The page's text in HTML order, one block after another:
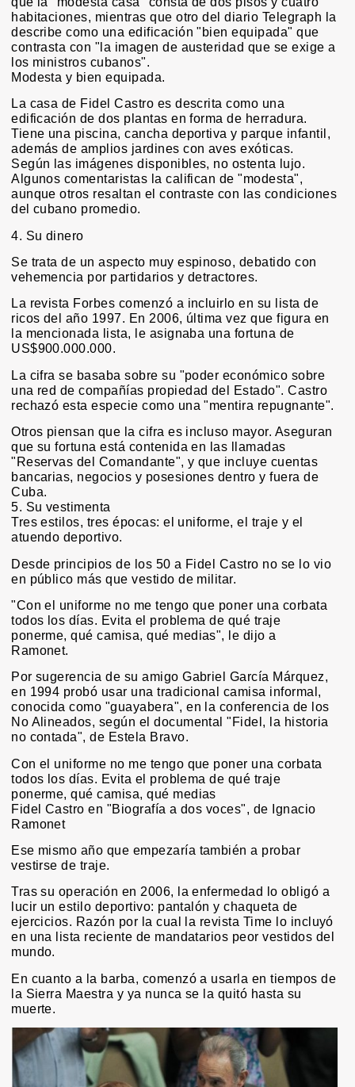
habitaciones, mientras que otro del diario Telegraph la
describe como una edificación "bien equipada" que
contrasta con "la imagen de austeridad que se exige a
los ministros cubanos".
Modesta y bien equipada.
La casa de Fidel Castro es descrita como una
edificación de dos plantas en forma de herradura.
Tiene una piscina, cancha deportiva y parque infantil,
además de amplios jardines con aves exóticas.
Según las imágenes disponibles, no ostenta lujo.
Algunos comentaristas la califican de "modesta",
aunque otros resaltan el contraste con las condiciones
del cubano promedio.
4. Su dinero
Se trata de un aspecto muy espinoso, debatido con
vehemencia por partidarios y detractores.
La revista Forbes comenzó a incluirlo en su lista de
ricos del año 1997. En 2006, última vez que figura en
la mencionada lista, le asignaba una fortuna de
US$900.000.000.
La cifra se basaba sobre su "poder económico sobre
una red de compañías propiedad del Estado". Castro
rechazó esta especie como una "mentira repugnante".
Otros piensan que la cifra es incluso mayor. Aseguran
que su fortuna está contenida en las llamadas
"Reservas del Comandante", y que incluye cuentas
bancarias, negocios y posesiones dentro y fuera de
Cuba.
5. Su vestimenta
Tres estilos, tres épocas: el uniforme, el traje y el
atuendo deportivo.
Desde principios de los 50 a Fidel Castro no se lo vio
en público más que vestido de militar.
"Con el uniforme no me tengo que poner una corbata
todos los días. Evita el problema de qué traje
ponerme, qué camisa, qué medias", le dijo a
Ramonet.
Por sugerencia de su amigo Gabriel García Márquez,
en 1994 probó usar una tradicional camisa informal,
conocida como "guayabera", en la conferencia de los
No Alineados, según el documental "Fidel, la historia
no contada", de Estela Bravo.
Con el uniforme no me tengo que poner una corbata
todos los días. Evita el problema de qué traje
ponerme, qué camisa, qué medias
Fidel Castro en "Biografía a dos voces", de Ignacio
Ramonet
Ese mismo año que empezaría también a probar
vestirse de traje.
Tras su operación en 2006, la enfermedad lo obligó a
lucir un estilo deportivo: pantalón y chaqueta de
ejercicios. Razón por la cual la revista Time lo incluyó
en una lista reciente de mandatarios peor vestidos del
mundo.
En cuanto a la barba, comenzó a usarla en tiempos de
la Sierra Maestra y ya nunca se la quitó hasta su
muerte.